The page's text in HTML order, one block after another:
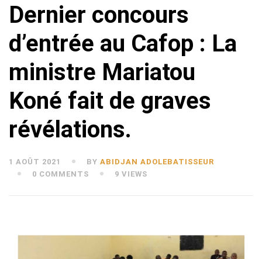
Dernier concours
d’entrée au Cafop : La
ministre Mariatou
Koné fait de graves
révélations.
1 AOÛT 2021 BY ABIDJAN ADOLEBATISSEUR
0 COMMENTS
9 VIEWS